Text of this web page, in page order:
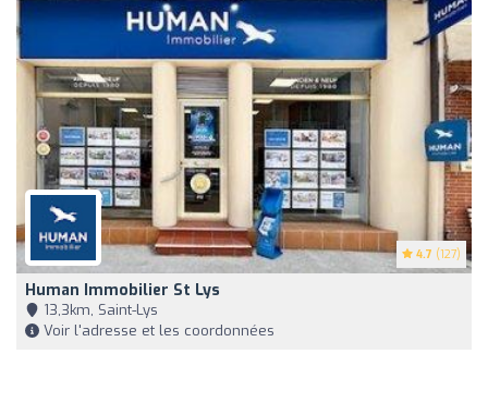
4.7 (127)
Human Immobilier St Lys
13,3km, Saint-Lys
Voir l'adresse et les coordonnées